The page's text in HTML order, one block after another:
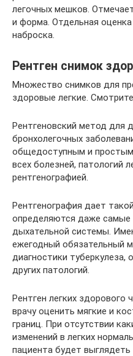
легочных мешков.
и форма. Отдельная
наброска.
Рентген снимок
Множество снимков для
здоровые легкие.
Рентгеновский метод для
бронхолегочных
общедоступным и
всех болезней, патологий
рентгенографией.
Рентгенография дает
определяются даже самые
дыхательной системы.
ежегодный обязательный
диагностики туберкулеза,
других патологий.
Рентген легких
врачу оценить мягкие и
границ. При отсутствии
изменений в легких
пациента будет